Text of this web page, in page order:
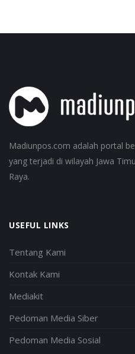
Madiunpos.com adalah portal
yang terjadi di wilayah Jawa
Raya.
USEFUL LINKS
Tentang Kami
Kontak Kami
Mediakit
Pedoman Media Siber
Pedoman Media Sosial